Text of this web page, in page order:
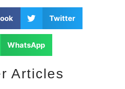
Twitter
WhatsApp
Articles